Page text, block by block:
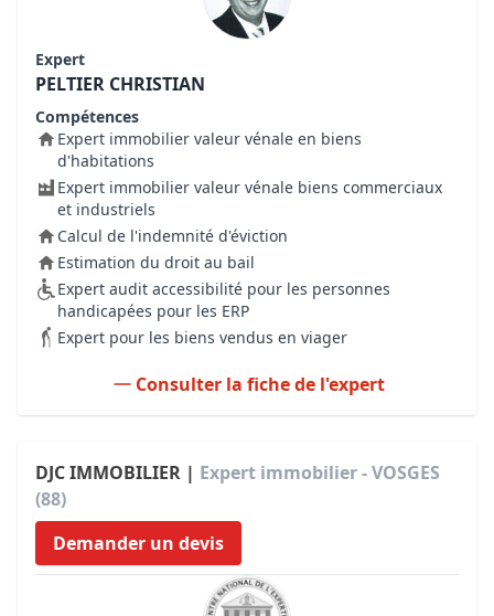
Expert
PELTIER CHRISTIAN
Compétences
Expert immobilier valeur vénale en biens
d'habitations
Expert immobilier valeur vénale biens commerciaux
et industriels
Calcul de l'indemnité d'éviction
Estimation du droit au bail
Expert audit accessibilité pour les personnes
handicapées pour les ERP
Expert pour les biens vendus en viager
Consulter la fiche de l'expert
DJC IMMOBILIER | Expert immobilier - VOSGES
(88)
Demander un devis